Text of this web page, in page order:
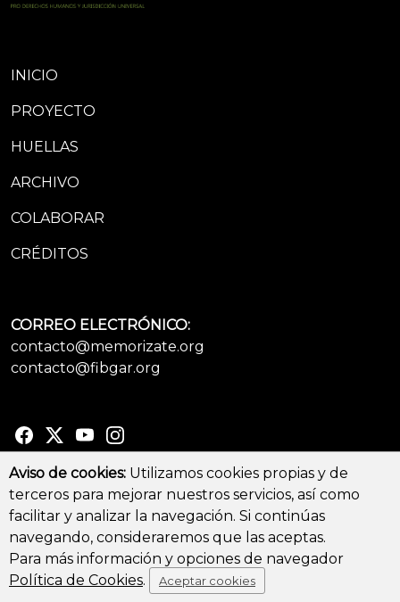
INICIO
PROYECTO
HUELLAS
ARCHIVO
COLABORAR
CRÉDITOS
CORREO ELECTRÓNICO:
contacto@memorizate.org
contacto@fibgar.org
© Copyright 2026 - All Rights Reserved
Aviso legal y Política de privacidad -Política de cookies
Aviso de cookies: Utilizamos cookies propias y de
terceros para mejorar nuestros servicios, así como
facilitar y analizar la navegación. Si continúas
navegando, consideraremos que las aceptas.
Para más información y opciones de navegador
Política de Cookies. Aceptar cookies